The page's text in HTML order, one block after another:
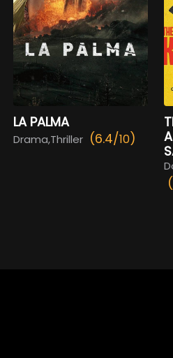
LA PALMA
Drama,Thriller (6.4/10)